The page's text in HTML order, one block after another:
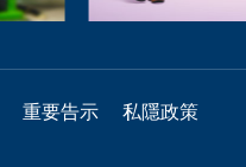
重要告示 私隱政策